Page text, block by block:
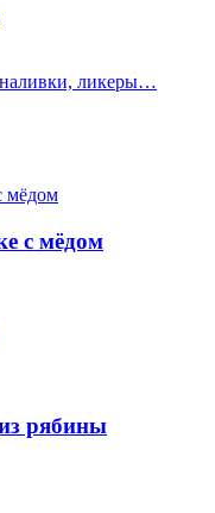
ликеры…
с мёдом
рябины